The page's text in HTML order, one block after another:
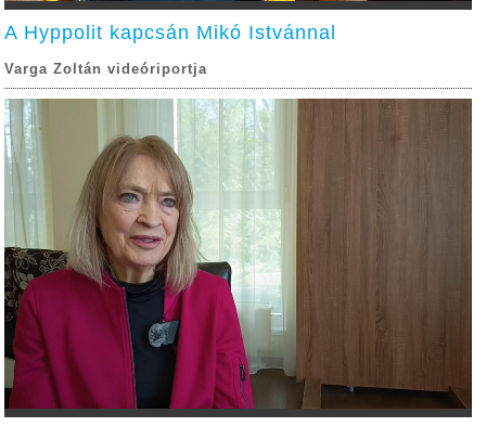
A Hyppolit kapcsán Mikó Istvánnal
Varga Zoltán videóriportja